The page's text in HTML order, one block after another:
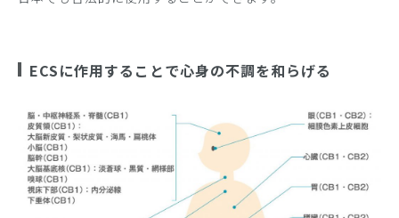
ECSに作用することで心身の不調を和らげる